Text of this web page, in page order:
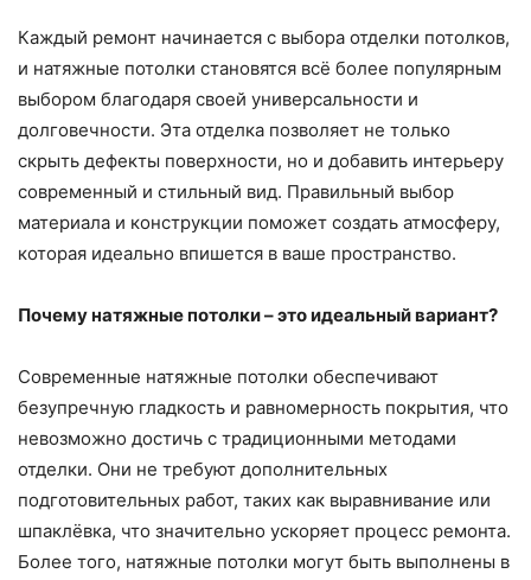
Каждый ремонт начинается с выбора отделки потолков,
и натяжные потолки становятся всё более популярным
выбором благодаря своей универсальности и
долговечности. Эта отделка позволяет не только
скрыть дефекты поверхности, но и добавить интерьеру
современный и стильный вид. Правильный выбор
материала и конструкции поможет создать атмосферу,
которая идеально впишется в ваше пространство.
Почему натяжные потолки – это идеальный вариант?
Современные натяжные потолки обеспечивают
безупречную гладкость и равномерность покрытия, что
невозможно достичь с традиционными методами
отделки. Они не требуют дополнительных
подготовительных работ, таких как выравнивание или
шпаклёвка, что значительно ускоряет процесс ремонта.
Более того, натяжные потолки могут быть выполнены в